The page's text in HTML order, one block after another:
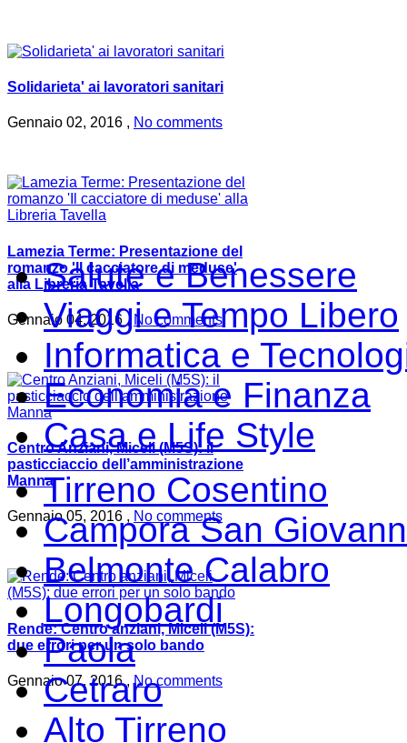
Solidarieta' ai lavoratori sanitari
Gennaio 02, 2016 , No comments
Lamezia Terme: Presentazione del
romanzo 'Il cacciatore di meduse'
alla Libreria Tavella
Gennaio 04, 2016 , No comments
Centro Anziani, Miceli (M5S): il
pasticciaccio dell’amministrazione
Manna
Gennaio 05, 2016 , No comments
Rende: Centro anziani, Miceli (M5S):
due errori per un solo bando
Gennaio 07, 2016 ,No comments
Salute e Benessere
Viaggi e Tempo Libero
Informatica e
Economia e Finanza
Casa e Life Style
Tirreno Cosentino
Campora San
Belmonte Calabro
Longobardi
Paola
Cetraro
Alto Tirreno